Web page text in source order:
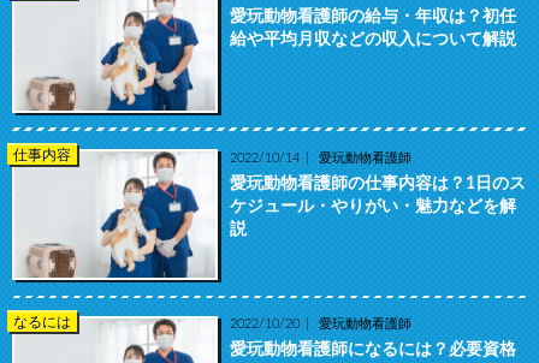
愛玩動物看護師の給与・年収は？初任
給や平均月収などの収入について解説
仕事内容 2022/10/14 愛玩動物看護師
愛玩動物看護師の仕事内容は？1日のス
ケジュール・やりがい・魅力などを解
説
なるには 2022/10/20 愛玩動物看護師
愛玩動物看護師になるには？必要資格